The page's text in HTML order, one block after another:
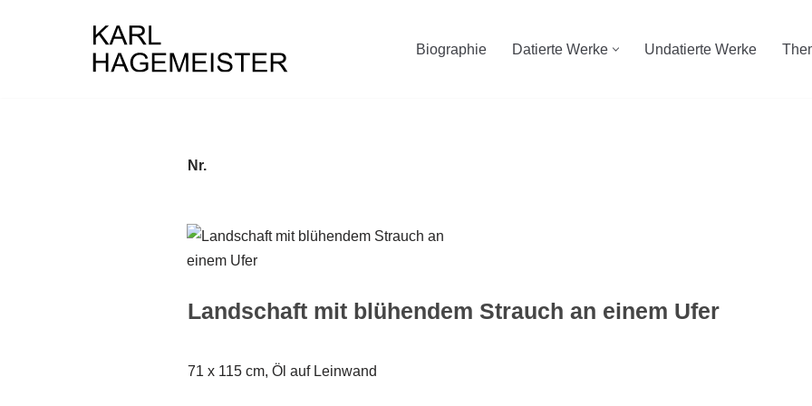
Biographie Datierte Werke Undatierte Werke
Nr.
Landschaft mit blühendem Strauch an einem Ufer
71 x 115 cm, Öl auf Leinwand